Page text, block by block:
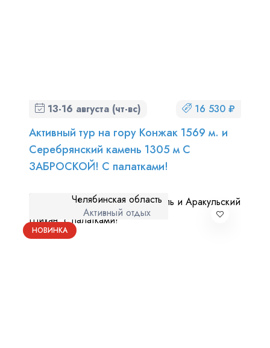
13-16 августа (чт-вс) 16 530 ₽
Активный тур на гору Конжак 1569 м. и
Серебрянский камень 1305 м С
ЗАБРОСКОЙ! С палатками!
НОВИНКА
Челябинская область
Активный отдых